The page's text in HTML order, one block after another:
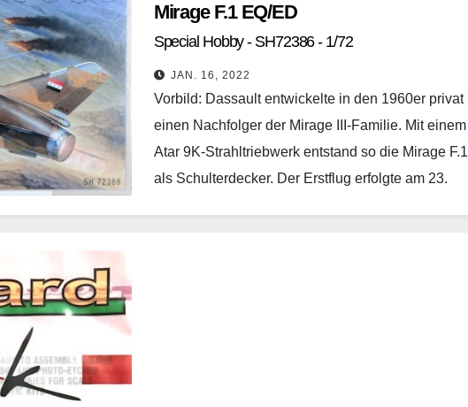
Mirage F.1 EQ/ED
Special Hobby - SH72386 - 1/72
JAN. 16, 2022
Vorbild: Dassault entwickelte in den 1960er privat
einen Nachfolger der Mirage III-Familie. Mit einem
Atar 9K-Strahltriebwerk entstand so die Mirage F.1
als Schulterdecker. Der Erstflug erfolgte am 23.